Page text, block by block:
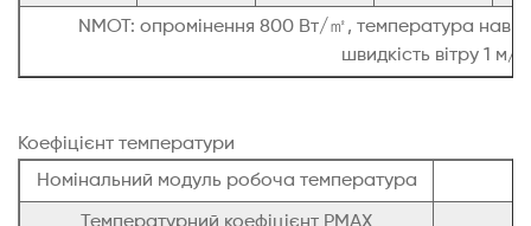
NMOT: опромінення 800 Вт/㎡, температура
швидкість вітру 1 м/с
Коефіцієнт температури
Номінальний модуль робоча температура
Температурний коефіцієнт PMAX